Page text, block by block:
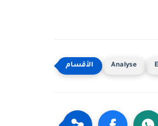
Analyse